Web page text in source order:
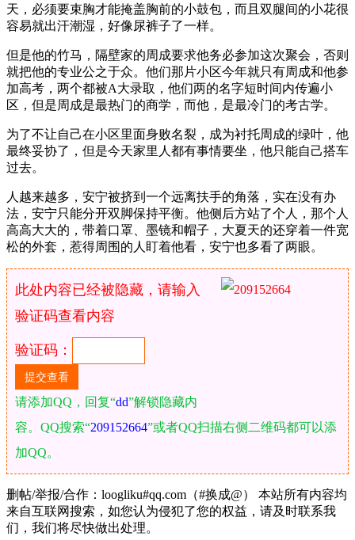
天，必须要束胸才能掩盖胸前的小鼓包，而且双腿间的小花很
容易就出汗潮湿，好像尿裤子了一样。
但是他的竹马，隔壁家的周成要求他务必参加这次聚会，否则
就把他的专业公之于众。他们那片小区今年就只有周成和他参
加高考，两个都被A大录取，他们两的名字短时间内传遍小
区，但是周成是最热门的商学，而他，是最冷门的考古学。
为了不让自己在小区里面身败名裂，成为衬托周成的绿叶，他
最终妥协了，但是今天家里人都有事情要坐，他只能自己搭车
过去。
人越来越多，安宁被挤到一个远离扶手的角落，实在没有办
法，安宁只能分开双脚保持平衡。他侧后方站了个人，那个人
高高大大的，带着口罩、墨镜和帽子，大夏天的还穿着一件宽
松的外套，惹得周围的人盯着他看，安宁也多看了两眼。
此处内容已经被隐藏，请输入
验证码查看内容
验证码：
请添加QQ，回复“dd”解锁隐藏内
容。QQ搜索“209152664”或者QQ扫描右侧二维码都可以添
加QQ。
删帖/举报/合作：loogliku#qq.com（#换成@） 本站所有内容均
来自互联网搜索，如您认为侵犯了您的权益，请及时联系我
们，我们将尽快做出处理。